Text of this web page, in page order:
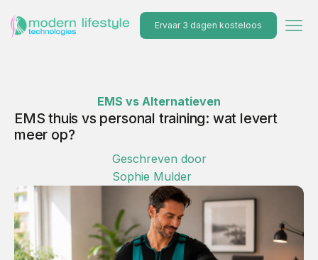
Ervaar 3 dagen kosteloos
EMS vs Alternatieven
EMS thuis vs personal training: wat levert
meer op?
Geschreven door
Sophie Mulder